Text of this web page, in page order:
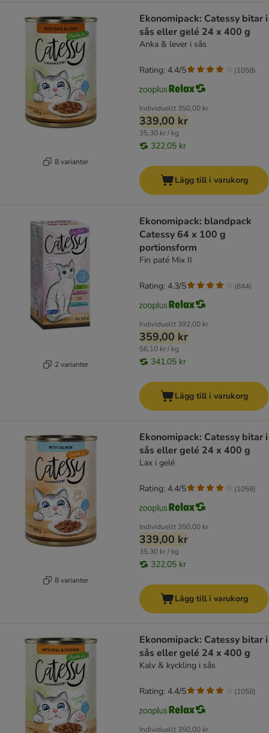
8 varianter
Ekonomipack: Catessy bitar i
sås eller gelé 24 x 400 g
Anka & lever i sås
Individuellt 350,00 kr
339,00 kr
35,30 kr / kg
322,05 kr
Rating: 4.4/5 (1058)
Lägg till i varukorg
2 varianter
Ekonomipack: blandpack
Catessy 64 x 100 g
portionsform
Fin paté Mix II
Individuellt 392,00 kr
359,00 kr
56,10 kr / kg
341,05 kr
Rating: 4.3/5 (844)
Lägg till i varukorg
8 varianter
Ekonomipack: Catessy bitar i
sås eller gelé 24 x 400 g
Lax i gelé
Individuellt 350,00 kr
339,00 kr
35,30 kr / kg
322,05 kr
Rating: 4.4/5 (1058)
Lägg till i varukorg
Ekonomipack: Catessy bitar i
sås eller gelé 24 x 400 g
Kalv & kyckling i sås
Individuellt 350,00 kr
Rating: 4.4/5 (1058)